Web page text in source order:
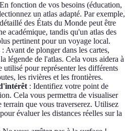
fonction de vos besoins (éducation,
un atlas adapté. Par exemple,
des États du Monde peut être
académique, tandis qu'un atlas des
pertinent pour un voyage local.
: Avant de plonger dans les cartes,
légende de l'atlas. Cela vous aidera à
utilisé pour représenter les différents
les rivières et les frontières.
: Identifiez votre point de
Cela vous permettra de visualiser
terrain que vous traverserez. Utilisez
évaluer les distances réelles sur la